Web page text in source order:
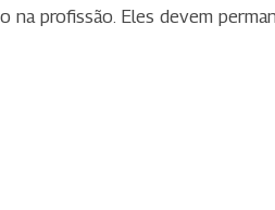
profissão. Eles devem